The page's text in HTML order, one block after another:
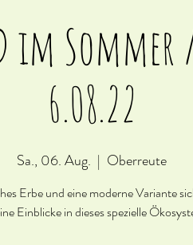
im
6.08.22
Sa., 06. Aug.
  |
Oberreute
Erbe und eine moderne Variante
Einblicke in dieses spezielle